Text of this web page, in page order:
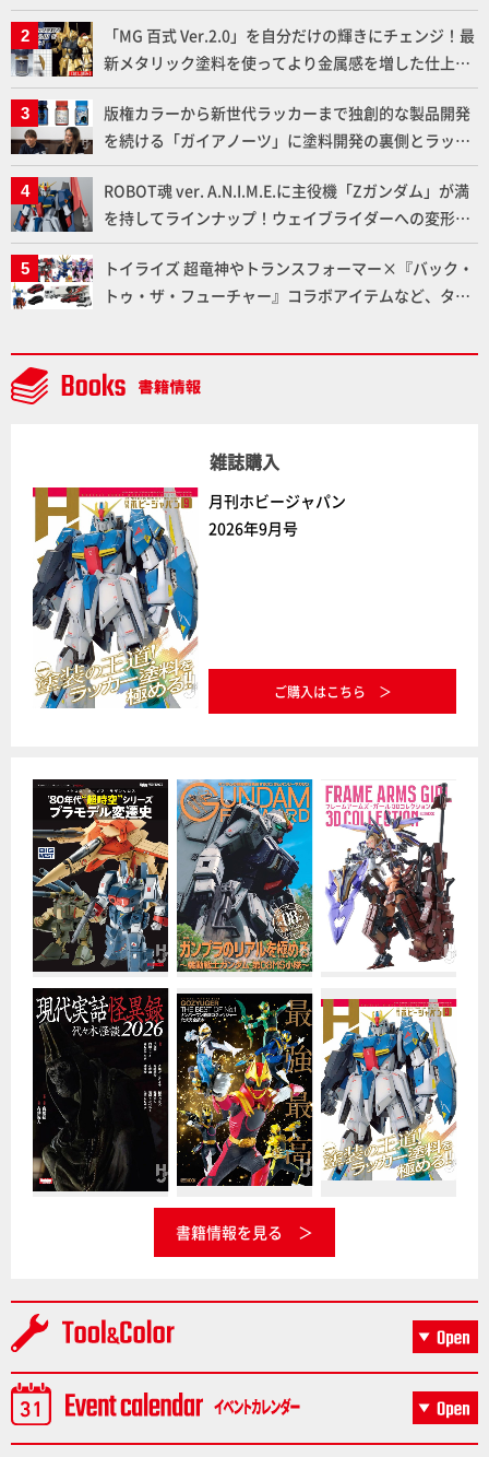
下ろしでご紹介!!さらに「大鉄人17」＆「ワンエイ
ト」セット情報もお届け！【超合金の魂】
「MG 百式 Ver.2.0」を自分だけの輝きにチェンジ！最
新メタリック塗料を使ってより金属感を増した仕上が
りに!!【試し読み】
版権カラーから新世代ラッカーまで独創的な製品開発
を続ける「ガイアノーツ」に塗料開発の裏側とラッカ
ー塗料の未来についてインタビュー！
ROBOT魂 ver. A.N.I.M.E.に主役機「Zガンダム」が満
を持してラインナップ！ウェイブライダーへの変形、
劇中どおりのプロポーションを再現【機動戦士Zガン
ダム】
トイライズ 超竜神やトランスフォーマー×『バック・
トゥ・ザ・フューチャー』コラボアイテムなど、タカ
NEWITEM】
雑誌購入
月刊ホビージャパン
2026年9月号
ご購入はこちら
書籍情報を見る